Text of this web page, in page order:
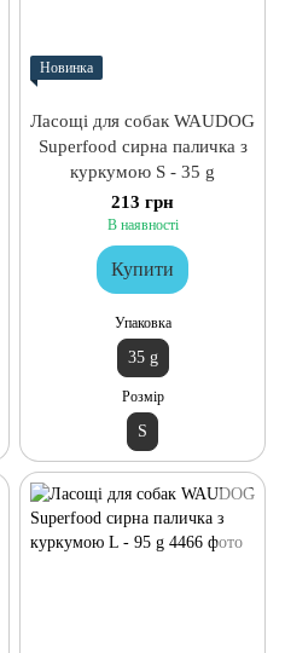
Новинка
Ласощі для собак WAUDOG
Superfood сирна паличка з
куркумою S - 35 g
213 грн
В наявності
Купити
Упаковка
35 g
Розмір
S